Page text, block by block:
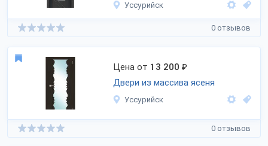
Уссурийск
0 отзывов
Цена от 13 200 ₽
Двери из массива ясеня
Уссурийск
0 отзывов